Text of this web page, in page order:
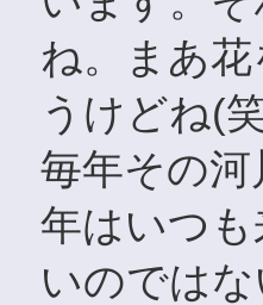
ね。まあ
うけどね(
毎年その
年はいつ
いのでは